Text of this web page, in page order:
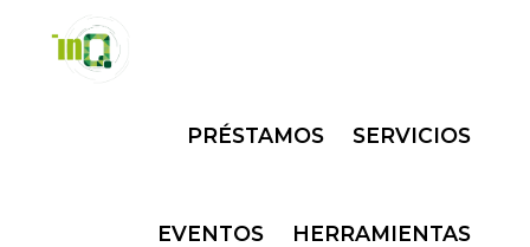
navigation
PRÉSTAMOS SERVICIOS
EVENTOS HERRAMIENTAS